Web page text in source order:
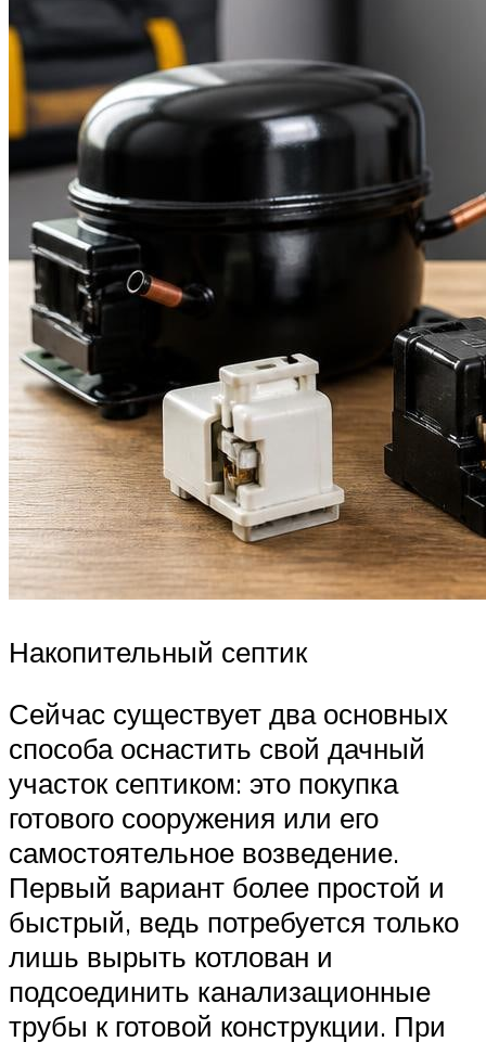
Накопительный септик
Сейчас существует два основных
способа оснастить свой дачный
участок септиком: это покупка
готового сооружения или его
самостоятельное возведение.
Первый вариант более простой и
быстрый, ведь потребуется только
лишь вырыть котлован и
подсоединить канализационные
трубы к готовой конструкции. При